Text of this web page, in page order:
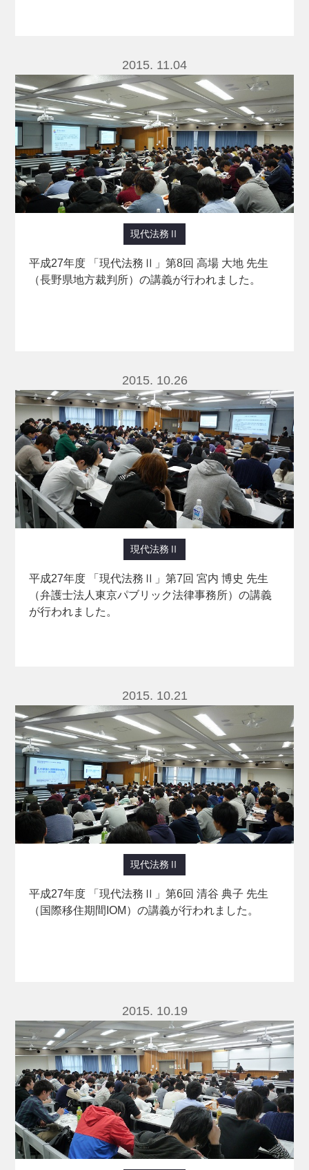
2015. 11.04
現代法務Ⅱ
平成27年度 「現代法務Ⅱ」第8回 高場 大地 先生
（長野県地方裁判所）の講義が行われました。
2015. 10.26
現代法務Ⅱ
平成27年度 「現代法務Ⅱ」第7回 宮内 博史 先生
（弁護士法人東京パブリック法律事務所）の講義
が行われました。
2015. 10.21
現代法務Ⅱ
平成27年度 「現代法務Ⅱ」第6回 清谷 典子 先生
（国際移住期間IOM）の講義が行われました。
2015. 10.19